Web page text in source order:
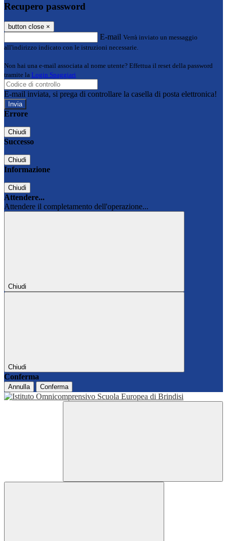
Recupero password
button close ×
E-mail Verrà inviato un messaggio
all'indirizzo indicato con le istruzioni necessarie.
Non hai una e-mail associata al nome utente? Effettua il reset della password
tramite la Login Spaggiari
E-mail inviata, si prega di controllare la casella di posta elettronica!
Errore
Chiudi
Successo
Chiudi
Informazione
Chiudi
Attendere...
Attendere il completamento dell'operazione...
Chiudi
Chiudi
Conferma
Annulla Conferma